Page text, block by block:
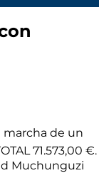
marcha de un
71.573,00 €.
Muchunguzi